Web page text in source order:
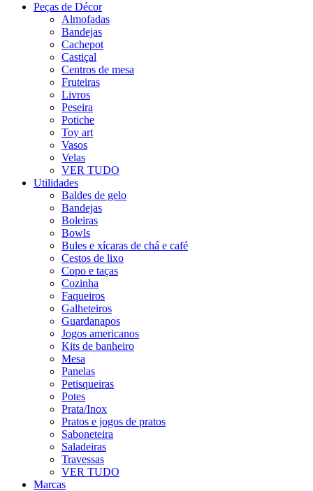
Peças de Décor
Almofadas
Bandejas
Cachepot
Castiçal
Centros de mesa
Fruteiras
Livros
Peseira
Potiche
Toy art
Vasos
Velas
VER TUDO
Utilidades
Baldes de gelo
Bandejas
Boleiras
Bowls
Bules e xícaras de chá e café
Cestos de lixo
Copo e taças
Cozinha
Faqueiros
Galheteiros
Guardanapos
Jogos americanos
Kits de banheiro
Mesa
Panelas
Petisqueiras
Potes
Prata/Inox
Pratos e jogos de pratos
Saboneteira
Saladeiras
Travessas
VER TUDO
Marcas